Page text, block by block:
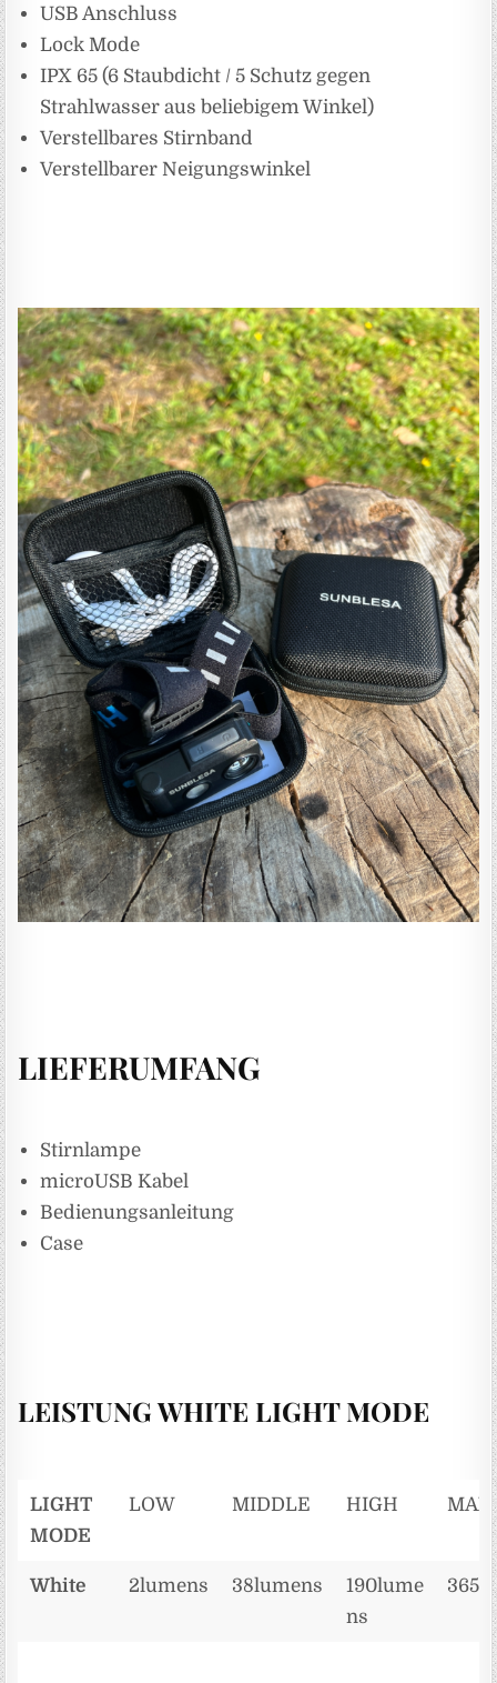
USB Anschluss
Lock Mode
IPX 65 (6 Staubdicht / 5 Schutz gegen
Strahlwasser aus beliebigem Winkel)
Verstellbares Stirnband
Verstellbarer Neigungswinkel
LIEFERUMFANG
Stirnlampe
microUSB Kabel
Bedienungsanleitung
Case
LEISTUNG WHITE LIGHT MODE
LIGHT
MODE
LOW MIDDLE HIGH MAX
White 2lumens 38lumens
190lume
ns